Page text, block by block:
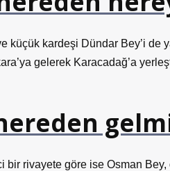
küçük kardeşi Dündar Bey’i de
gelerek Karacadağ’a
bir rivayete göre ise Osman